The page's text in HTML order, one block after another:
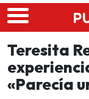
Skip to main
Teresita
«Parecía